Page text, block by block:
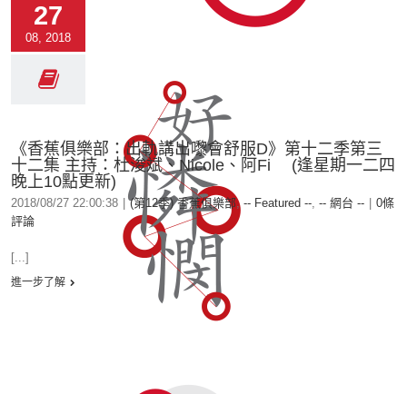
27
08, 2018
《香蕉俱樂部：出軌講出嚟會舒服D》第十二季第三
十二集 主持：杜浚斌、Nicole、阿Fi (逢星期一二四
晚上10點更新)
2018/08/27 22:00:38 (第12季) 香蕉俱樂部, -- Featured --, -- 網台 --
0條
評論
[...]
進一步了解